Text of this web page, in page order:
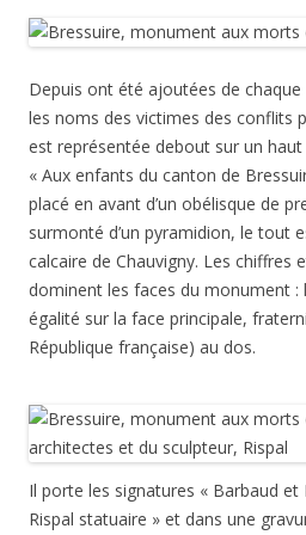
Depuis ont été ajoutées de
les noms des victimes des conflits
est représentée debout sur un
« Aux enfants du canton de
placé en avant d’un obélisque de
surmonté d’un pyramidion, le tout
calcaire de Chauvigny. Les chiffres
dominent les faces du monument :
égalité sur la face principale,
République française) au dos.
Il porte les signatures « Barbaud
Rispal statuaire » et dans une